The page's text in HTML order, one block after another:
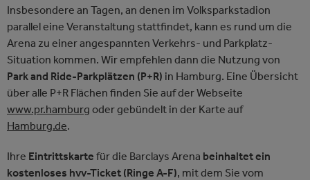
Insbesondere an Tagen, an denen im Volksparkstadion
parallel eine Veranstaltung stattfindet, kann es rund um die
Arena zu einer angespannten Verkehrs- und Parkplatz-
Situation kommen. Wir empfehlen dann die Nutzung von
Park and Ride-Parkplätzen (P+R) in Hamburg. Eine Übersicht
über alle P+R Flächen finden Sie auf der Webseite
www.pr.hamburg oder gebündelt in der Karte auf
Hamburg.de.
Ihre Eintrittskarte für die Barclays Arena beinhaltet ein
kostenloses hvv-Ticket (Ringe A-F), mit dem Sie vom